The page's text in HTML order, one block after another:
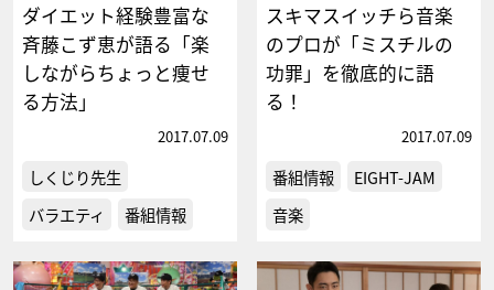
ダイエット経験豊富な
斉藤こず恵が語る「楽
しながらちょっと痩せ
る方法」
2017.07.09
しくじり先生
バラエティ
番組情報
スキマスイッチら音楽
のプロが「ミスチルの
功罪」を徹底的に語
る！
2017.07.09
番組情報
EIGHT-JAM
音楽